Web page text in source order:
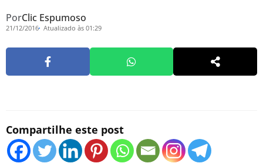
PorClic Espumoso
21/12/2016 Atualizado às 01:29
Compartilhe este post